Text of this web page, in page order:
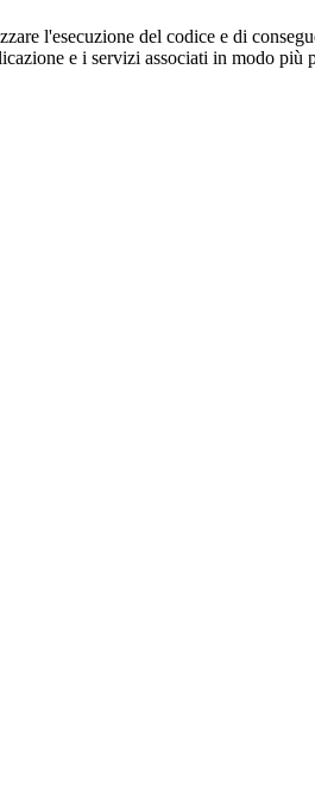
l'esecuzione del codice e di
e i servizi associati in modo più